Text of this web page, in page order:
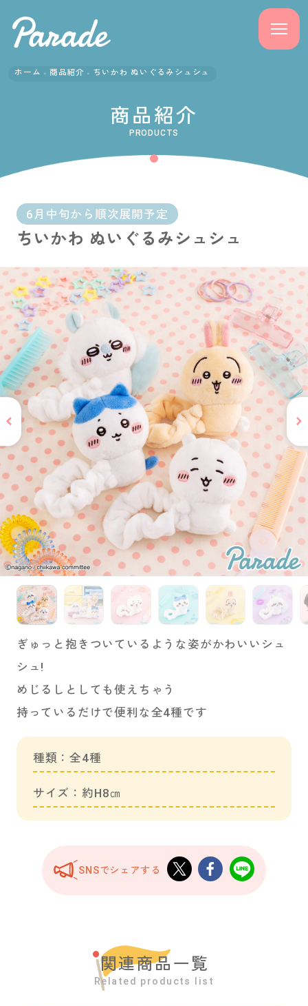
よくある質問
会社概要
採用情報
サポート
お問い合わせ
PRIZE 公式 X
PRIZE 公式 Instagram
CAPSULE TOY 公式 X
CAPSULE TOY 公式 Instagram
プライバシーポリシー
ホーム 商品紹介 ちいかわ ぬいぐるみシュシュ
商品紹介
PRODUCTS
6月中旬から順次展開予定
ちいかわ ぬいぐるみシュシュ
ぎゅっと抱きついているような姿がかわいいシュ
シュ!
めじるしとしても使えちゃう
持っているだけで便利な全4種です
種類：全4種
サイズ：約H8㎝
SNSでシェアする
関連商品一覧
Related products list